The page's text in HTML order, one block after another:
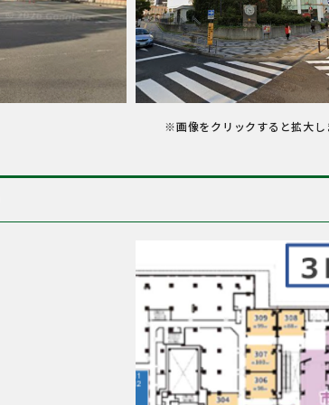
※画像をクリックすると拡大し